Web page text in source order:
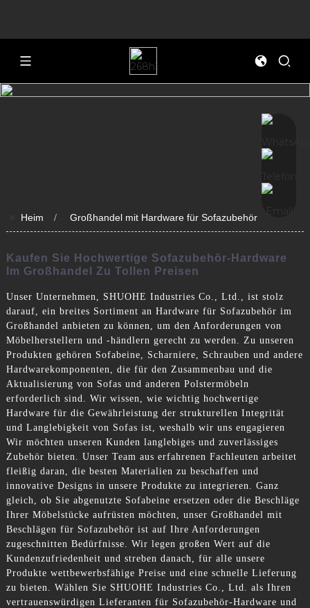
>> Heim Großhandel mit Hardware für Sofazubehör
Kaufen Sie Hochwertige Sofazubehör-Hardware
Im Großhandel Zu Tollen Preisen
Unser Unternehmen, SHUOHE Industries Co., Ltd., ist stolz
darauf, ein breites Sortiment an Hardware für Sofazubehör im
Großhandel anbieten zu können, um den Anforderungen von
Möbelherstellern und -händlern gerecht zu werden. Zu unseren
Produkten gehören Sofabeine, Scharniere, Schrauben und andere
Hardwarekomponenten, die für den Zusammenbau und die
Aktualisierung von Sofas und anderen Polstermöbeln
erforderlich sind. Wir wissen, wie wichtig hochwertige
Hardware für die Gewährleistung der strukturellen Integrität
und Langlebigkeit von Sofas ist, weshalb wir uns engagieren
Wir möchten unseren Kunden langlebiges und zuverlässiges
Zubehör bieten. Unser Team aus erfahrenen Fachleuten arbeitet
fleißig daran, die besten Materialien zu beschaffen und
innovative Designs in unsere Produkte zu integrieren. Ganz
gleich, ob Sie abgenutzte Sofabeine ersetzen oder die Beschläge
Ihrer Möbelstücke aufrüsten möchten, unser Großhandel mit
Beschlägen für Sofazubehör ist auf Ihre Anforderungen
zugeschnitten Bedürfnisse. Wir legen großen Wert auf die
Kundenzufriedenheit und streben danach, für alle unsere
Produkte wettbewerbsfähige Preise und eine schnelle Lieferung
zu bieten. Wählen Sie SHUOHE Industries Co., Ltd. als Ihren
vertrauenswürdigen Lieferanten für Sofazubehör-Hardware und